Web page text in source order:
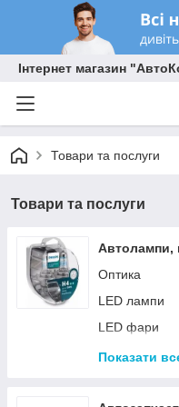
Інтернет магазин
Товари та послуги
Товари та послуги
Автолампи,
Оптика
LED лампи
LED фари
Автолампи
Показати